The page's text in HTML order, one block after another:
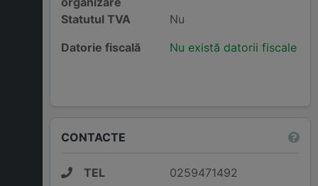
Statutul TVA
Nu
Datorie fiscală
Nu există datorii fiscale
CONTACTE
TEL 0259471492